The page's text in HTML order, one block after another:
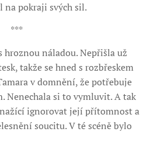
na pokraji svých sil.
***
hroznou náladou. Nepřišla už
takže se hned s rozbřeskem
v domnění, že potřebuje
Nenechala si to vymluvit. A tak
ignorovat její přítomnost a
soucitu. V té scéně bylo